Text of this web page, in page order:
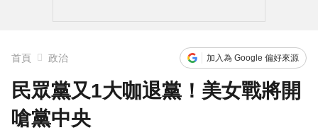
首頁 政治 加入為 Google 偏好來源
民眾黨又1大咖退黨！美女戰將開
嗆黨中央